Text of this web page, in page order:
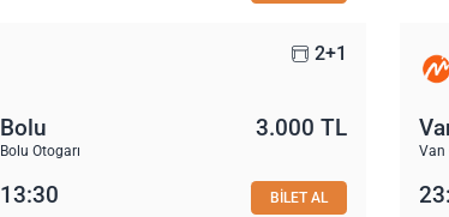
2+1
Bolu
Bolu Otogarı
3.000 TL
13:30 BİLET AL
Van